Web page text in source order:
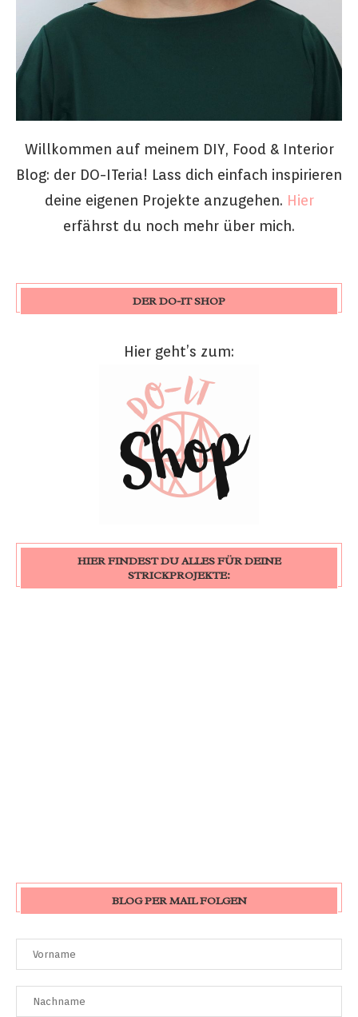
Willkommen auf meinem DIY, Food & Interior
Blog: der DO-ITeria! Lass dich einfach inspirieren
deine eigenen Projekte anzugehen. Hier
erfährst du noch mehr über mich.
DER DO-IT SHOP
Hier geht’s zum:
HIER FINDEST DU ALLES FÜR DEINE
STRICKPROJEKTE:
BLOG PER MAIL FOLGEN